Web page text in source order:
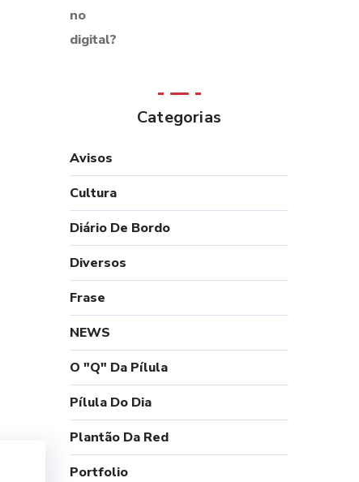
Categorias
Avisos
Cultura
Diário De Bordo
Diversos
Frase
NEWS
O "Q" Da Pílula
Pílula Do Dia
Plantão Da Red
Portfolio